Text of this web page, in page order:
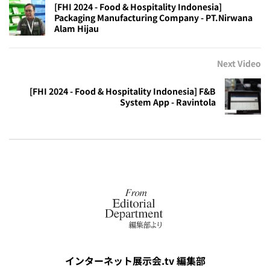
[FHI 2024 - Food & Hospitality Indonesia]
Packaging Manufacturing Company - PT.Nirwana
Alam Hijau
Next Video
[FHI 2024 - Food & Hospitality Indonesia] F&B
System App - Ravintola
インターネット展示会.tv 編集部